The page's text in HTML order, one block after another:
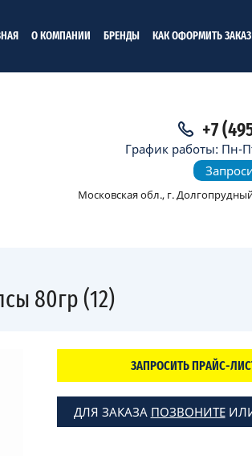
О КОМПАНИИ БРЕНДЫ КАК ОФОРМИТЬ ЗАКАЗ
+7
График работы: Пн-
Московская обл., г.
80гр (12)
ЗАПРОСИТЬ ПРАЙС-
ДЛЯ ЗАКАЗА ПОЗВОНИТЕ